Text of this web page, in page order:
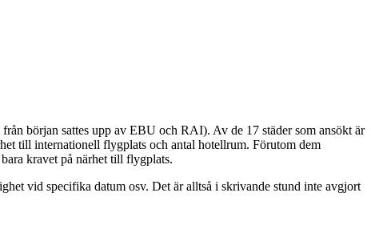
början sattes upp av EBU och RAI). Av de 17 städer som ansökt är
till internationell flygplats och antal hotellrum. Förutom dem
kravet på närhet till flygplats.
vid specifika datum osv. Det är alltså i skrivande stund inte avgjort